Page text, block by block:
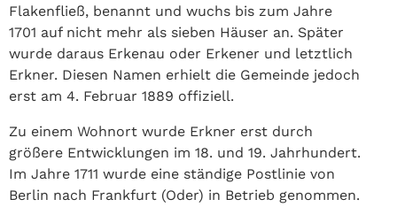
Flakenfließ, benannt und wuchs bis zum Jahre
1701 auf nicht mehr als sieben Häuser an. Später
wurde daraus Erkenau oder Erkener und letztlich
Erkner. Diesen Namen erhielt die Gemeinde jedoch
erst am 4. Februar 1889 offiziell.
Zu einem Wohnort wurde Erkner erst durch
größere Entwicklungen im 18. und 19. Jahrhundert.
Im Jahre 1711 wurde eine ständige Postlinie von
Berlin nach Frankfurt (Oder) in Betrieb genommen.